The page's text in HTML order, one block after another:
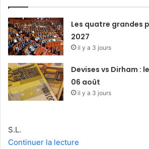
Les quatre grandes
2027
il y a 3 jours
Devises vs Dirham :
06 août
il y a 3 jours
S.L.
Continuer la lecture